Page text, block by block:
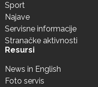
Sport
Najave
Servisne informacije
Stranačke aktivnosti
Resursi
News in English
Foto servis